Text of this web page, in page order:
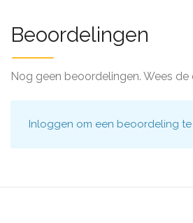
Beoordelingen
Nog geen beoordelingen. Wees de
Inloggen om een beoordeling te